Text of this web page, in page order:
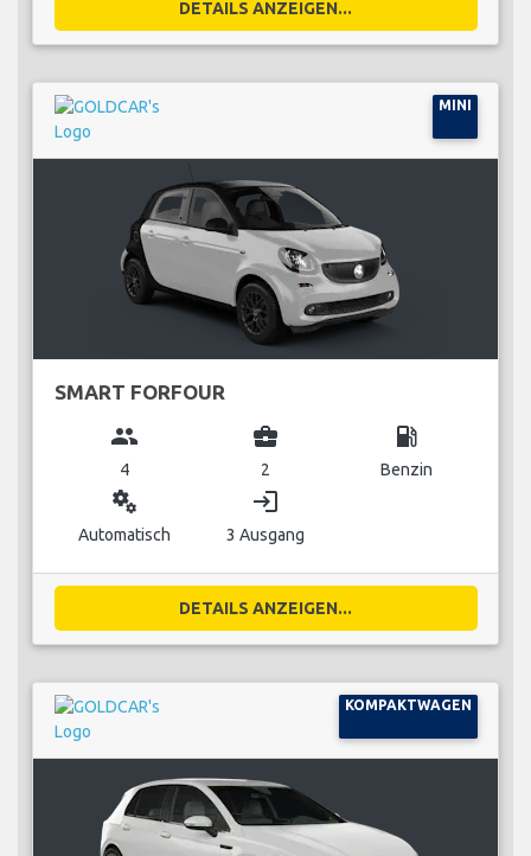
DETAILS ANZEIGEN...
MINI
SMART FORFOUR
group
4
business_center
2
local_gas_station
Benzin
miscellaneous_services
Automatisch
login
3 Ausgang
DETAILS ANZEIGEN...
KOMPAKTWAGEN